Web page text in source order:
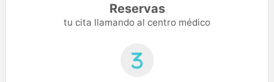
Reservas
tu cita llamando al centro médico